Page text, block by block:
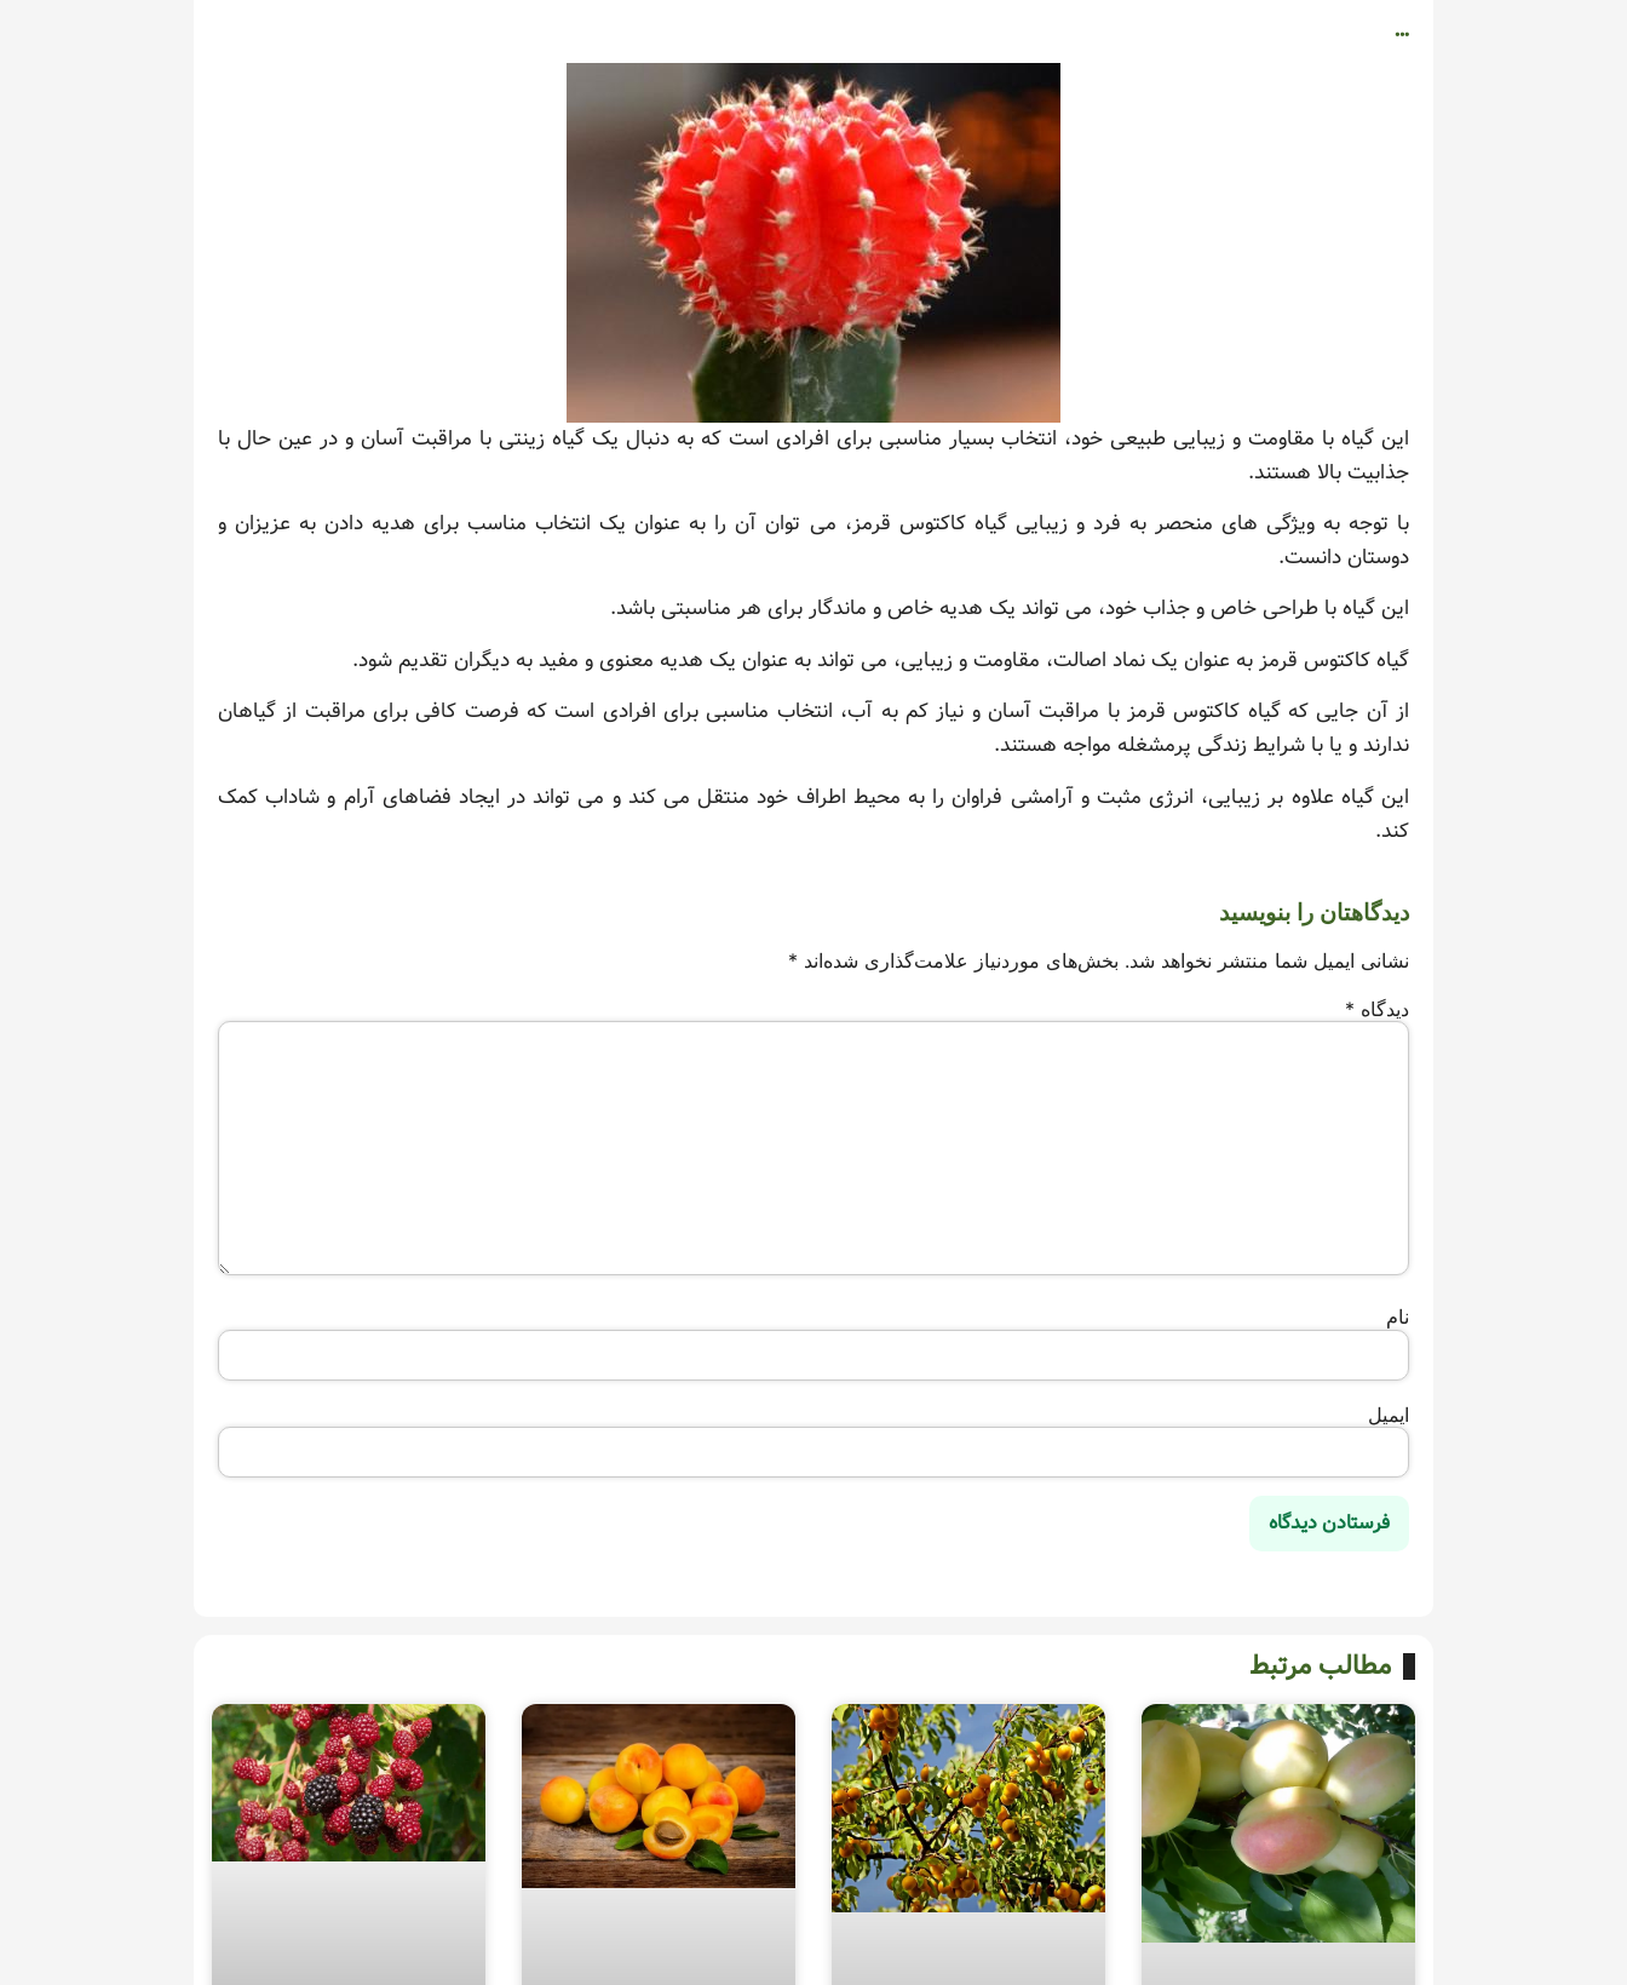
…
این گیاه با مقاومت و زیبایی طبیعی خود، انتخاب بسیار مناسبی برای افرادی است که به دنبال یک گیاه زینتی با مراقبت آسان و در عین حال با
جذابیت بالا هستند.
با توجه به ویژگی های منحصر به فرد و زیبایی گیاه کاکتوس قرمز، می توان آن را به عنوان یک انتخاب مناسب برای هدیه دادن به عزیزان و
دوستان دانست.
این گیاه با طراحی خاص و جذاب خود، می تواند یک هدیه خاص و ماندگار برای هر مناسبتی باشد.
گیاه کاکتوس قرمز به عنوان یک نماد اصالت، مقاومت و زیبایی، می تواند به عنوان یک هدیه معنوی و مفید به دیگران تقدیم شود.
از آن جایی که گیاه کاکتوس قرمز با مراقبت آسان و نیاز کم به آب، انتخاب مناسبی برای افرادی است که فرصت کافی برای مراقبت از گیاهان
ندارند و یا با شرایط زندگی پرمشغله مواجه هستند.
این گیاه علاوه بر زیبایی، انرژی مثبت و آرامشی فراوان را به محیط اطراف خود منتقل می کند و می تواند در ایجاد فضاهای آرام و شاداب کمک
کند.
دیدگاهتان را بنویسید
نشانی ایمیل شما منتشر نخواهد شد. بخش‌های موردنیاز علامت‌گذاری شده‌اند *
دیدگاه *
نام
ایمیل
مطالب مرتبط